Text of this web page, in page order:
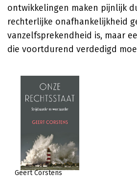
ontwikkelingen maken pijnlijk
rechterlijke onafhankelijkheid
vanzelfsprekendheid is, maar
die voortdurend verdedigd
Geert Corstens